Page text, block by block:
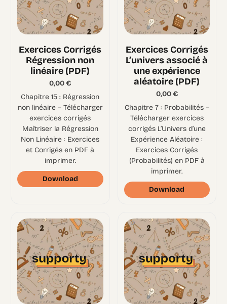
Exercices Corrigés
Régression non
linéaire (PDF)
0,00€
Chapitre 15 : Régression
non linéaire – Télécharger
exercices corrigés
Maîtriser la Régression
Non Linéaire : Exercices
et Corrigés en PDF à
imprimer.
Download
Exercices Corrigés
L’univers associé à
une expérience
aléatoire (PDF)
0,00€
Chapitre 7 : Probabilités –
Télécharger exercices
corrigés L’Univers d’une
Expérience Aléatoire :
Exercices Corrigés
(Probabilités) en PDF à
imprimer.
Download